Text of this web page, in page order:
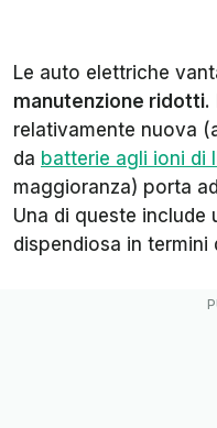
Le auto elettriche
manutenzione ridotti.
relativamente nuova
da batterie agli ioni di
maggioranza) porta
Una di queste include
dispendiosa in termini